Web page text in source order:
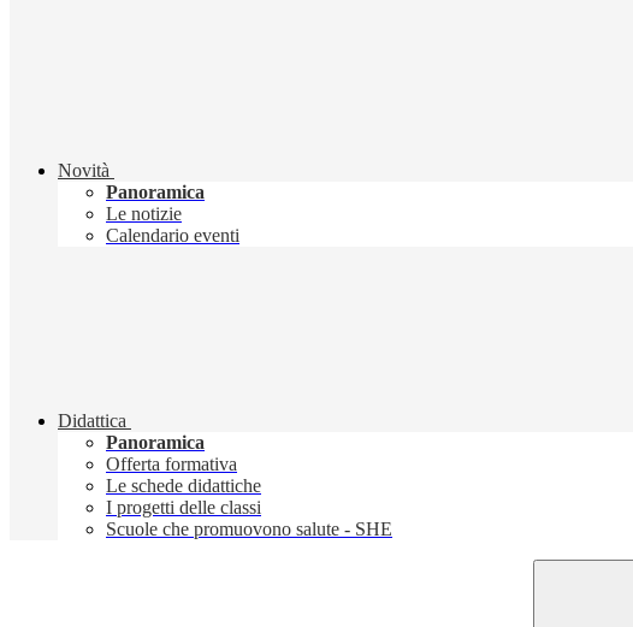
Novità
Panoramica
Le notizie
Calendario eventi
Didattica
Panoramica
Offerta formativa
Le schede didattiche
I progetti delle classi
Scuole che promuovono salute - SHE